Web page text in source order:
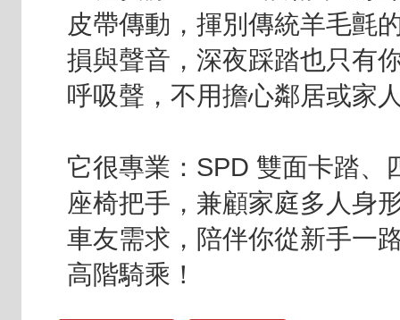
皮帶傳動，揮別傳統羊毛氈
損與聲音，深夜踩踏也只有
呼吸聲，不用擔心鄰居或家
它很專業：SPD 雙面卡踏、
座椅把手，兼顧家庭多人身
車友需求，陪伴你從新手一
高階騎乘！